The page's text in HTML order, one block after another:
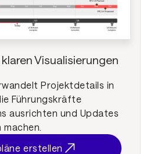
Visualisierungen
Projektdetails in
Führungskräfte
ausrichten und Updates
erstellen